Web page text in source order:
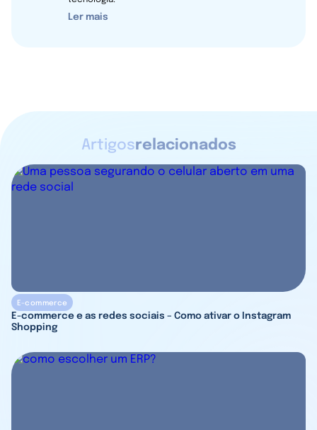
Ler mais
Artigosrelacionados
E-commerce
E-commerce e as redes sociais – Como ativar o Instagram
Shopping